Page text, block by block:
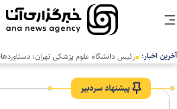
آخرین اخبار: رئیس دانشگاه علوم پزشکی تهران:
پیشنهاد سردبیر